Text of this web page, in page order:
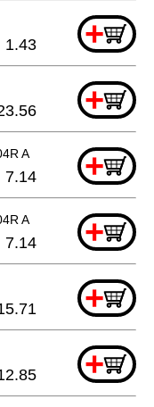
+
1.43
+
A +
7.14
A +
7.14
+
+